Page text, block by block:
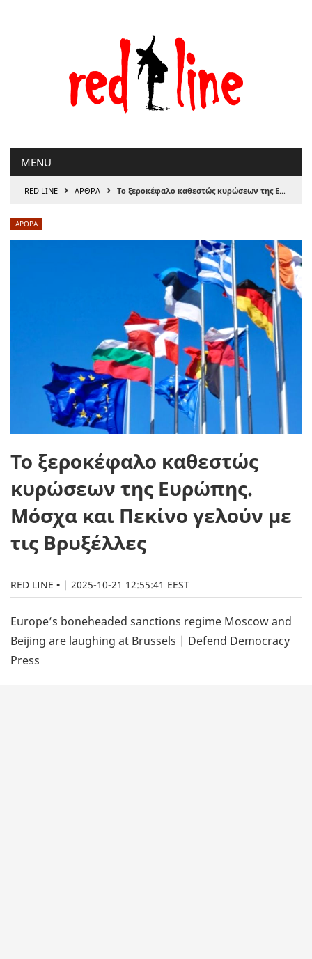
MENU
RED LINE › ΑΡΘΡΑ › Το ξεροκέφαλο καθεστώς κυρώσεων της Ευρώπης. Μόσχα και Πεκίνο γελούν με τις Βρυξέλλες
ΑΡΘΡΑ
Το ξεροκέφαλο καθεστώς
κυρώσεων της Ευρώπης.
Μόσχα και Πεκίνο γελούν με
τις Βρυξέλλες
RED LINE | 2025-10-21 12:55:41 EEST
Europe’s boneheaded sanctions regime Moscow and
Beijing are laughing at Brussels | Defend Democracy
Press